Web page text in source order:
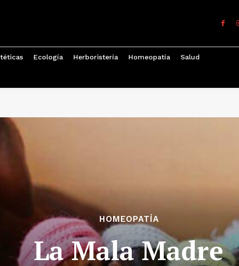
Ecología Herboristería Homeopatía Salud
HOMEOPATÍA
La Mala Madre